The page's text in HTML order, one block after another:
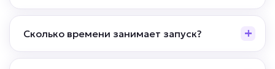
клиентов
• До 100% отзывов обработано вовремя
• До -80% времени сотрудников на
Сколько времени занимает запуск?